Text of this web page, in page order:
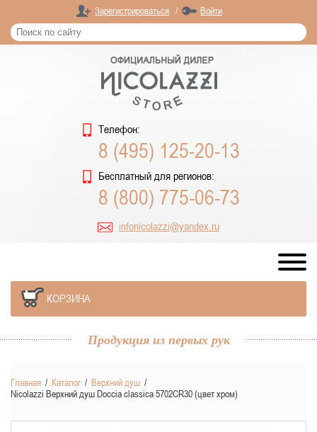
Зарегистрироваться / Войти
Телефон:
8 (495) 125-20-13
Бесплатный для регионов:
8 (800) 775-06-73
infonicolazzi@yandex.ru
КОРЗИНА
Продукция из первых рук
Главная / Каталог/ Верхний душ /
Nicolazzi Верхний душ Doccia classica 5702CR30 (цвет хром)